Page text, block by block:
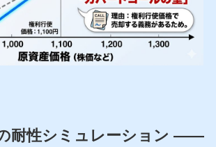
耐性シミュレーション ——